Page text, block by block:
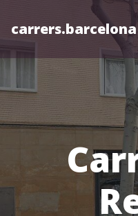
carrers.barcelona